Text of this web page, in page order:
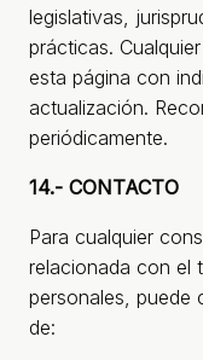
legislativas,
prácticas.
esta página con
actualización.
periódicamente.
14.- CONTACTO
Para cualquier
relacionada con el
personales, puede
de:
© Todos los derechos